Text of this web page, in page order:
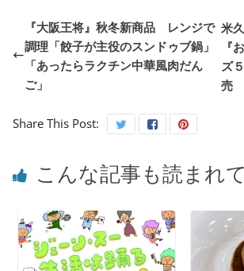
『大阪王将』秋冬新商品 レンジで
調理「餃子が主役のスンドゥブ鍋」
「あったらラクチン中華風肉だん
ご」
米
『
ズ
売
Share This Post:
こんな記事も読まれ